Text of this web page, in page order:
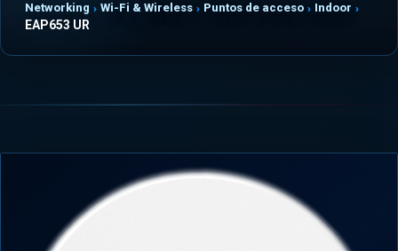
Networking Wi-Fi & Wireless Puntos de acceso Indoor
EAP653 UR